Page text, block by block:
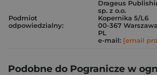
Podmiot
odpowiedzialny:
Drageus
sp. z o.o.
Kopernika 5/L6
00-367 Warszawa
PL
e-mail: [email
Podobne do Pogranicze w